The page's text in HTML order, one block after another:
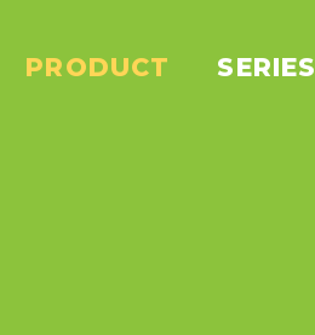
PRODUCT SERIES